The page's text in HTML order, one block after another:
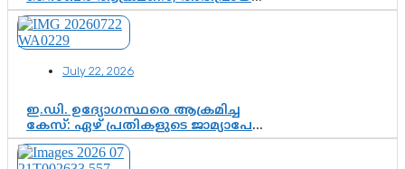
സ്വാതന്ത്ര്യത്തെ നിശ്ശബ്ദമാക്കുന്ന
ഡിജിറ്റൽ ഗുണ്ടായിസത്തിന് അറുതി
വേണം
July 22, 2026
ഇ.ഡി. ഉദ്യോഗസ്ഥരെ ആക്രമിച്ച
കേസ്: ഏഴ് പ്രതികളുടെ ജാമ്യാപേക്ഷ
വീണ്ടും തള്ളി; അന്വേഷണം തുടരാൻ
കോടതി അനുമതി